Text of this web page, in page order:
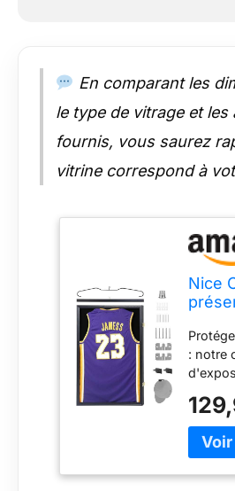
d'une
aux
est
En comparant les
le type de vitrage et les
fournis, vous saurez
vitrine correspond à
Nice
98 %,
: notre
vos
en